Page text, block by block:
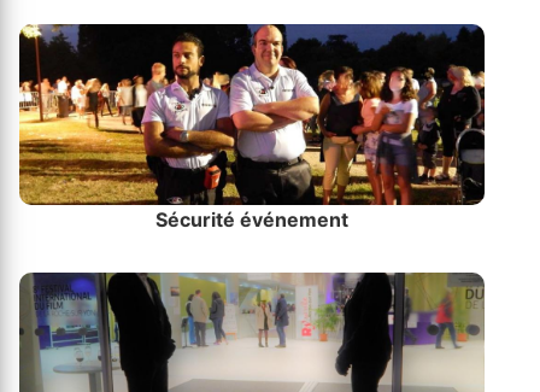
Sécurité événement